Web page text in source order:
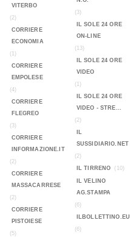
VITERBO
(2)
CORRIERE
ECONOMIA
(1)
CORRIERE
EMPOLESE
(4)
CORRIERE
FLEGREO
(3)
CORRIERE
INFORMAZIONE.IT
(2)
CORRIERE
MASSACARRESE
(2)
CORRIERE
PISTOIESE
(5)
(3)
IL SOLE 24 ORE
ON-LINE
(13)
IL SOLE 24 ORE
VIDEO
(1)
IL SOLE 24 ORE
VIDEO - STRE...
(2)
IL
SUSSIDIARIO.NET
(2)
IL TIRRENO
(10)
IL VELINO
AG.STAMPA
(6)
ILBOLLETTINO.EU
(6)